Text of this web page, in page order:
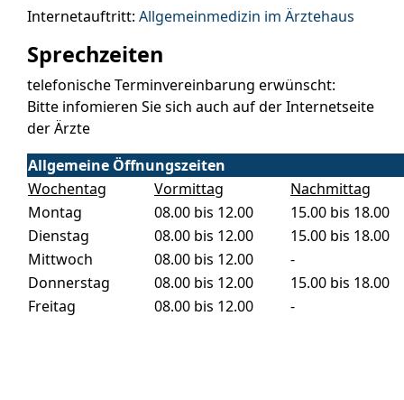
Internetauftritt: Allgemeinmedizin im Ärztehaus
Sprechzeiten
telefonische Terminvereinbarung erwünscht:
Bitte infomieren Sie sich auch auf der Internetseite
der Ärzte
Allgemeine Öffnungszeiten
Wochentag
Vormittag
Nachmittag
Montag
08.00 bis 12.00
15.00 bis 18.00
Dienstag
08.00 bis 12.00
15.00 bis 18.00
Mittwoch
08.00 bis 12.00
-
Donnerstag
08.00 bis 12.00
15.00 bis 18.00
Freitag
08.00 bis 12.00 -